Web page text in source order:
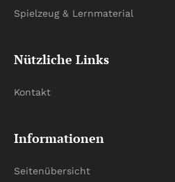
Spielzeug & Lernmaterial
Nützliche Links
Kontakt
Informationen
Seitenübersicht